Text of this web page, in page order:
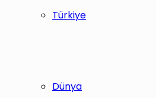
Türkiye
Dünya